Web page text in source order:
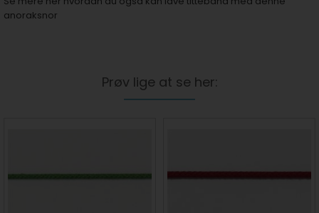
anoraksnor
Prøv lige at se her: